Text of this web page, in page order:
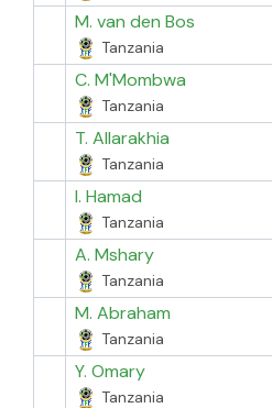
M. van den Bos
Tanzania
C. M'Mombwa
Tanzania
T. Allarakhia
Tanzania
I. Hamad
Tanzania
A. Mshary
Tanzania
M. Abraham
Tanzania
Y. Omary
Tanzania